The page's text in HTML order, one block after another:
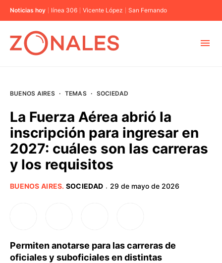
Noticias hoy línea 306 Vicente López San Fernando
BUENOS AIRES
PROVINCIAS
BUENOS AIRES · TEMAS · SOCIEDAD
La Fuerza Aérea abrió la
inscripción para ingresar en
2027: cuáles son las carreras
y los requisitos
BUENOS AIRES. SOCIEDAD · 29 de mayo de 2026
Permiten anotarse para las carreras de
oficiales y suboficiales en distintas